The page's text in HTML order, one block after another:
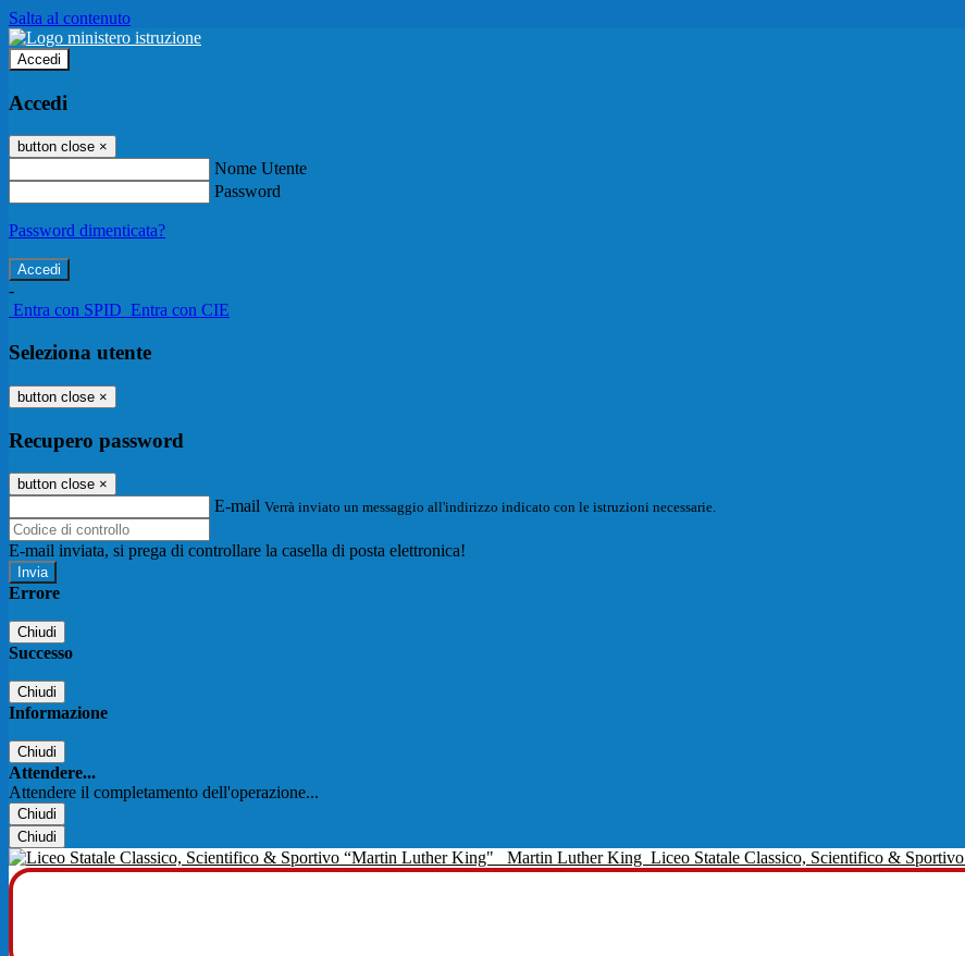
Salta al contenuto
Accedi
Accedi
button close ×
Nome Utente
Password
Password dimenticata?
-
Entra con SPID Entra con CIE
Seleziona utente
button close ×
Recupero password
button close ×
E-mail Verrà inviato un messaggio all'indirizzo indicato con le istruzioni necessarie.
E-mail inviata, si prega di controllare la casella di posta elettronica!
Errore
Chiudi
Successo
Chiudi
Informazione
Chiudi
Attendere...
Attendere il completamento dell'operazione...
Chiudi
Chiudi
Martin Luther King Liceo Statale Classico, Scientifico & Sportivo